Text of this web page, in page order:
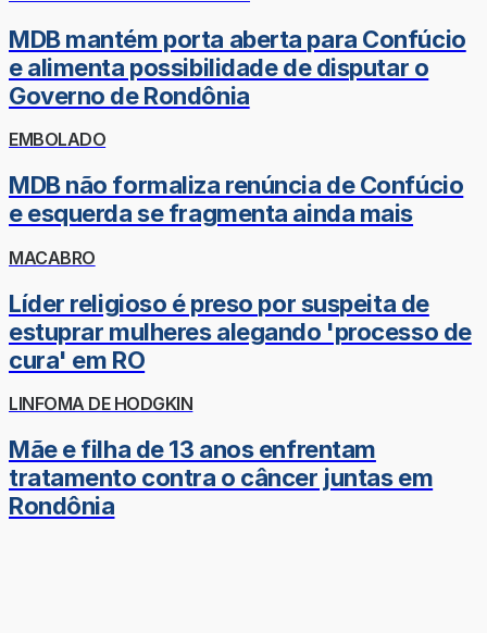
MDB mantém porta aberta para Confúcio
e alimenta possibilidade de disputar o
Governo de Rondônia
EMBOLADO
MDB não formaliza renúncia de Confúcio
e esquerda se fragmenta ainda mais
MACABRO
Líder religioso é preso por suspeita de
estuprar mulheres alegando 'processo de
cura' em RO
LINFOMA DE HODGKIN
Mãe e filha de 13 anos enfrentam
tratamento contra o câncer juntas em
Rondônia